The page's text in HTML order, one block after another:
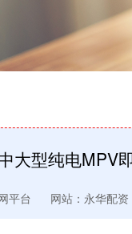
大型纯电MPV
平台 网站：永华配资